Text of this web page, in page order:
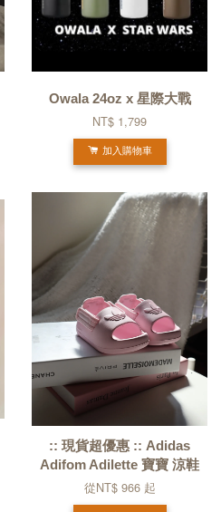
Owala 24oz x 星際大戰
NT$ 1,799
加入購物車
:: 現貨超優惠 :: Adidas
Adifom Adilette 寶寶 涼鞋
從NT$ 966 起